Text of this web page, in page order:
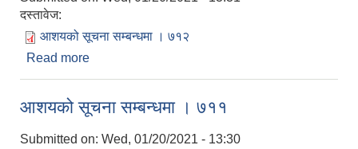
दस्तावेज:
आशयको सूचना सम्बन्धमा । ७१२
Read more
आशयको सूचना सम्बन्धमा । ७११
Submitted on: Wed, 01/20/2021 - 13:30